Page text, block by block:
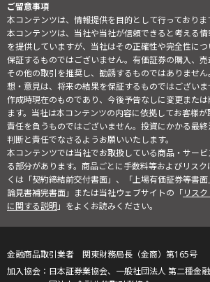
ご留意事項
本コンテンツは、情報提供を目的として行っておりま
本コンテンツは、当社や当社が信頼できると考える
を提供していますが、当社はその正確性や完全性に
保証するものではございません。有価証券の購入、売
その他の取引を推奨し、勧誘するものではありませ
想・意見は、将来の結果を保証するものではござい
作成時現在のものであり、今後予告なしに変更また
ます。当社は本コンテンツの内容に依拠してお客様
責任を負うものではございません。投資にかかる最
判断と責任でなさるようお願いいたします。
本コンテンツでは当社でお取扱している商品・サー
る部分があります。商品ごとに手数料等およびリス
くは「契約締結前交付書面」、「上場有価証券等書
論見書補完書面」または当社ウェブサイトの「リス
に関する説明」をよくお読みください。
金融商品取引業者 関東財務局長（金商）第165号
日本証券業協会、一般社団法人 第二種金